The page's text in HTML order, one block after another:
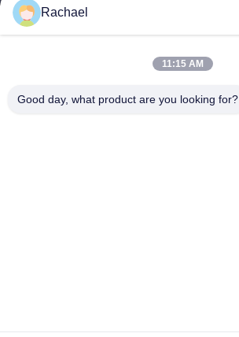
전화
0086-15112103717
Rachael
11:15 AM
Good day, what product are you looking for?